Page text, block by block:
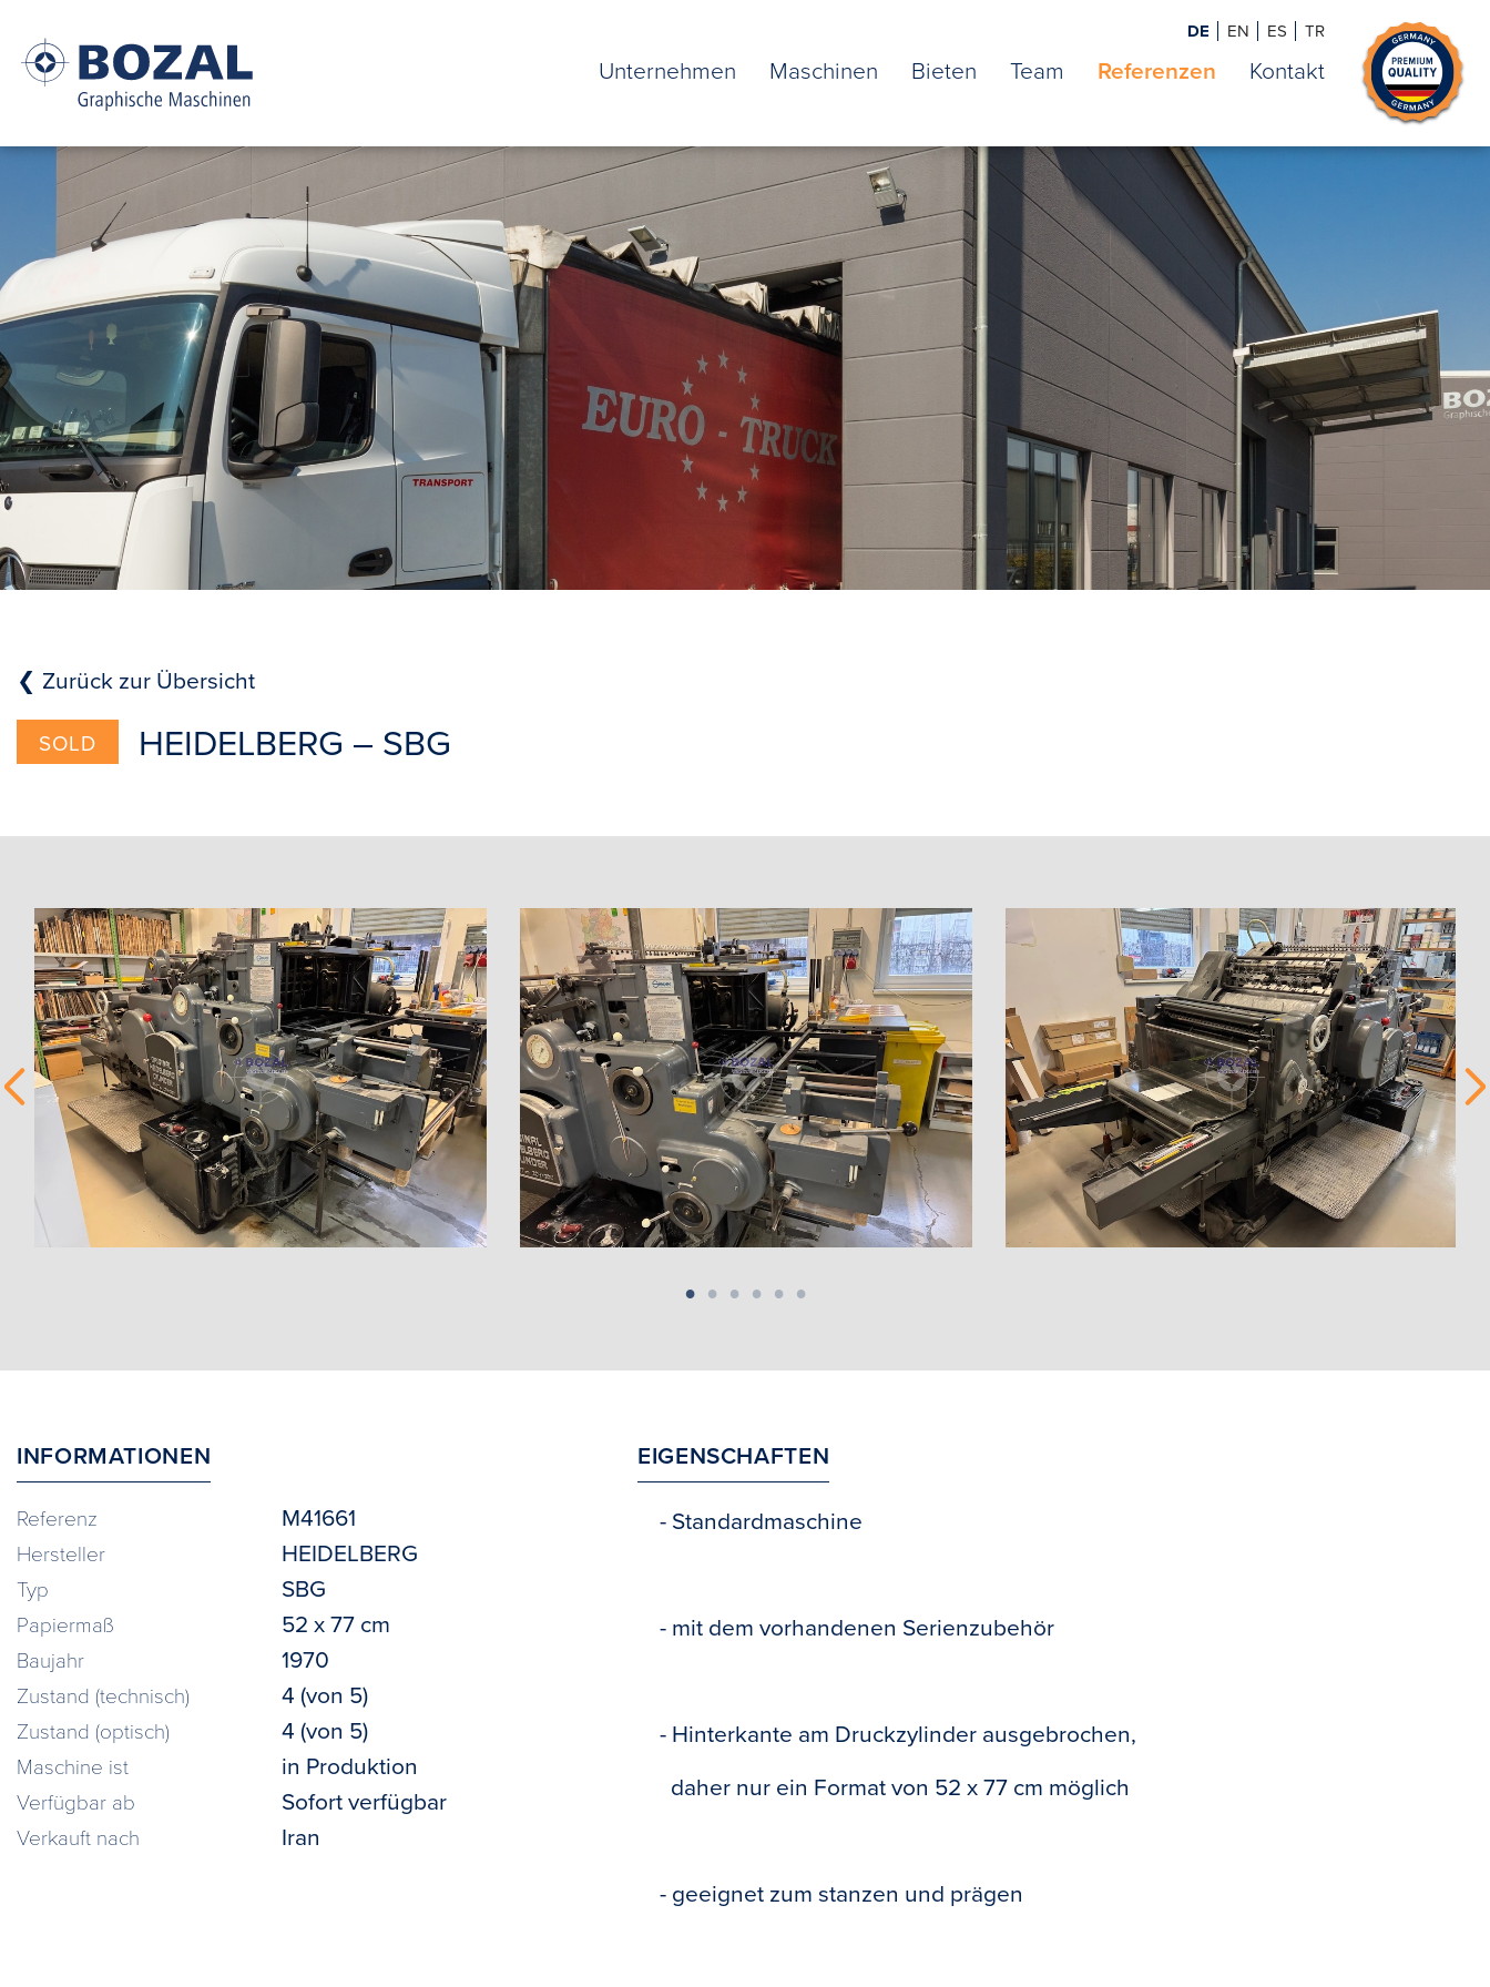
DE EN ES TR
Unternehmen Maschinen Bieten Team Referenzen Kontakt
❮ Zurück zur Übersicht
SOLD HEIDELBERG – SBG
INFORMATIONEN
Referenz M41661
Hersteller HEIDELBERG
Typ SBG
Papiermaß 52 x 77 cm
Baujahr 1970
Zustand (technisch) 4 (von 5)
Zustand (optisch) 4 (von 5)
Maschine ist in Produktion
Verfügbar ab Sofort verfügbar
Verkauft nach Iran
EIGENSCHAFTEN
- Standardmaschine
- mit dem vorhandenen Serienzubehör
- Hinterkante am Druckzylinder ausgebrochen,
daher nur ein Format von 52 x 77 cm möglich
- geeignet zum stanzen und prägen